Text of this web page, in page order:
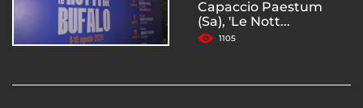
Capaccio Paestum
(Sa), 'Le Nott...
1105